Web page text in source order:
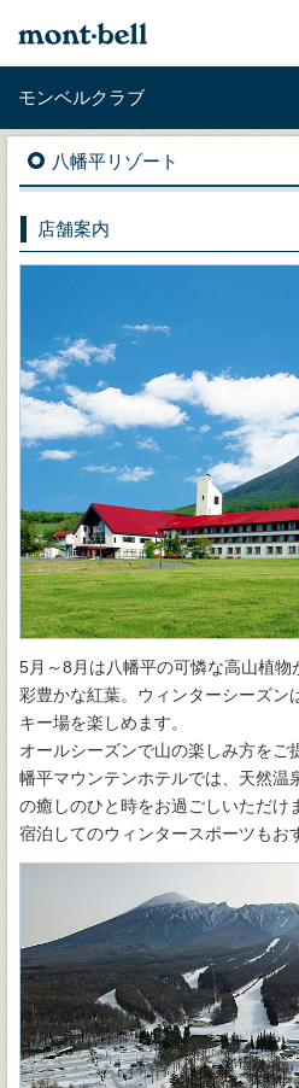
モンベルクラブ
八幡平リゾート
店舗案内
5月～8月は八幡平の可憐な高山植
彩豊かな紅葉。ウィンターシーズン
キー場を楽しめます。
オールシーズンで山の楽しみ方をご
幡平マウンテンホテルでは、天然温
の癒しのひと時をお過ごしいただけ
宿泊してのウィンタースポーツもお